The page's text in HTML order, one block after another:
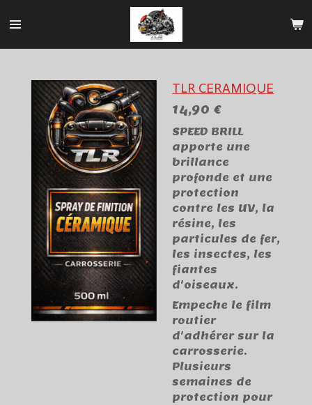
au
TLR CERAMIQUE
14,90 €
SPEED BRILL
apporte une
brillance
profonde et une
protection
contre les UV, la
résine, les
particules de fer,
les insectes, les
fiantes
d'oiseaux.
Empeche le film
routier
d'adhérer sur la
carrosserie.
Plusieurs
semaines de
protection pour